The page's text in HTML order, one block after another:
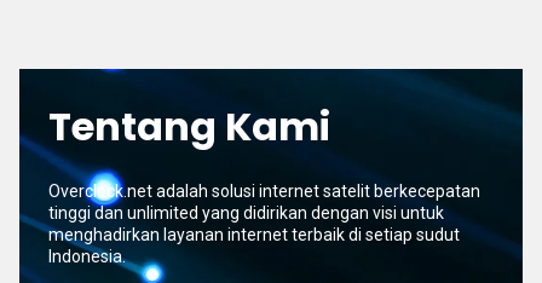
Tentang Kami
Overclock.net adalah solusi internet satelit berkecepatan
tinggi dan unlimited yang didirikan dengan visi untuk
menghadirkan layanan internet terbaik di setiap sudut
Indonesia.